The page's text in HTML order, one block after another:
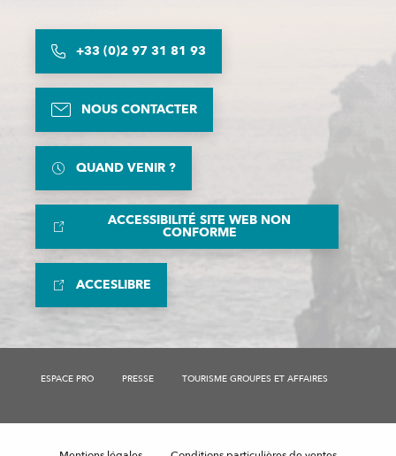
+33 (0)2 97 31 81 93
NOUS CONTACTER
QUAND VENIR ?
ACCESSIBILITÉ SITE WEB NON
CONFORME
ACCESLIBRE
ESPACE PRO PRESSE TOURISME GROUPES ET AFFAIRES